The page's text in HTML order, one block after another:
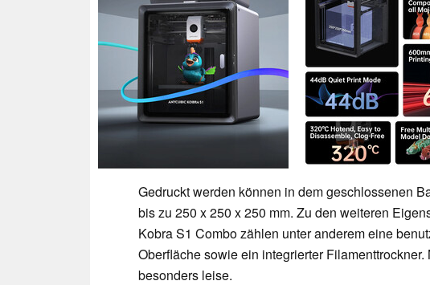
Gedruckt werden können in dem geschlossenen
bis zu 250 x 250 x 250 mm. Zu den weiteren
Kobra S1 Combo zählen unter anderem eine
Oberfläche sowie ein integrierter
besonders leise.